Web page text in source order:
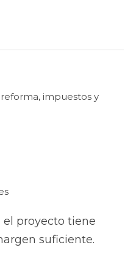
impuestos y
el proyecto tiene
suficiente.